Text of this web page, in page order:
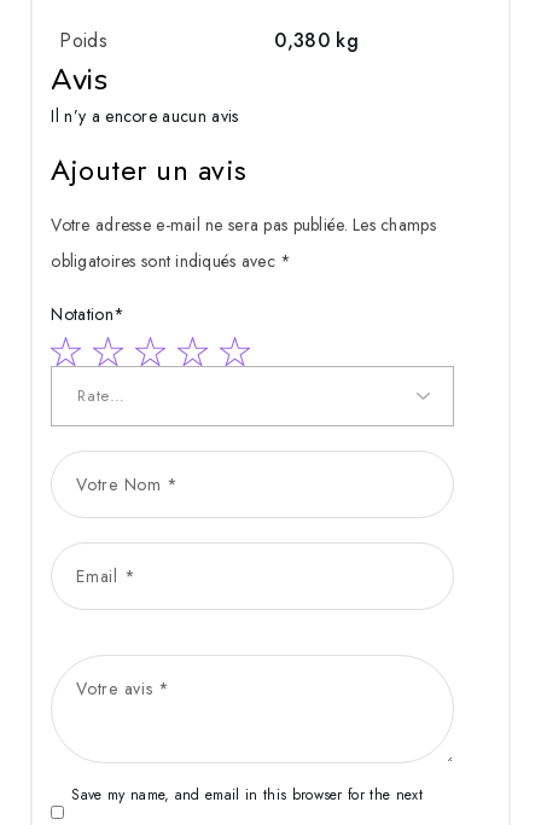
Poids 0,380 kg
Avis
Il n’y a encore aucun avis
Ajouter un avis
Votre adresse e-mail ne sera pas publiée. Les champs
obligatoires sont indiqués avec *
Notation*
Save my name, and email in this browser for the next